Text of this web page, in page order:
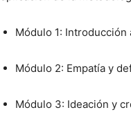
Módulo 1: Introducción
Módulo 2: Empatía y
Módulo 3: Ideación y